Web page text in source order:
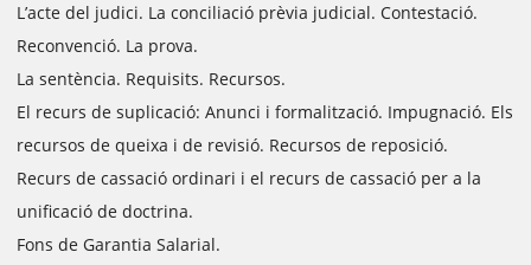
L’acte del judici. La conciliació prèvia judicial. Contestació.
Reconvenció. La prova.
La sentència. Requisits. Recursos.
El recurs de suplicació: Anunci i formalització. Impugnació. Els
recursos de queixa i de revisió. Recursos de reposició.
Recurs de cassació ordinari i el recurs de cassació per a la
unificació de doctrina.
Fons de Garantia Salarial.